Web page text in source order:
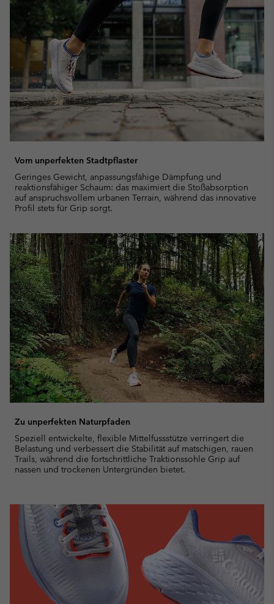
Vom unperfekten Stadtpflaster
Geringes Gewicht, anpassungsfähige Dämpfung und
reaktionsfähiger Schaum: das maximiert die Stoßabsorption
auf anspruchsvollem urbanen Terrain, während das innovative
Profil stets für Grip sorgt.
Zu unperfekten Naturpfaden
Speziell entwickelte, flexible Mittelfussstütze verringert die
Belastung und verbessert die Stabilität auf matschigen, rauen
Trails, während die fortschrittliche Traktionssohle Grip auf
nassen und trockenen Untergründen bietet.